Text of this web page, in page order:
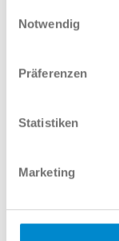
Notwendig
Präferenzen
Statistiken
Marketing
E-Mail